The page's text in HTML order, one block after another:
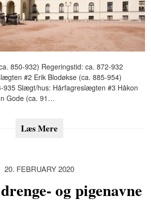
850-932) Regeringstid: ca. 872-932
#2 Erik Blodøkse (ca. 885-954)
935 Slægt/hus: Hårfagreslægten #3 Håkon
Gode (ca. 91…
Læs Mere
20. FEBRUARY 2020
og pigenavne